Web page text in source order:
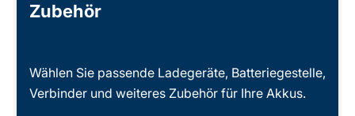
Zubehör
Wählen Sie passende Ladegeräte, Batteriegestelle,
Verbinder und weiteres Zubehör für Ihre Akkus.